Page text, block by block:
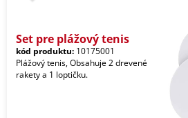
Set pre plážový tenis
kód produktu: 10175001
Plážový tenis, Obsahuje 2 drevené
rakety a 1 loptičku.